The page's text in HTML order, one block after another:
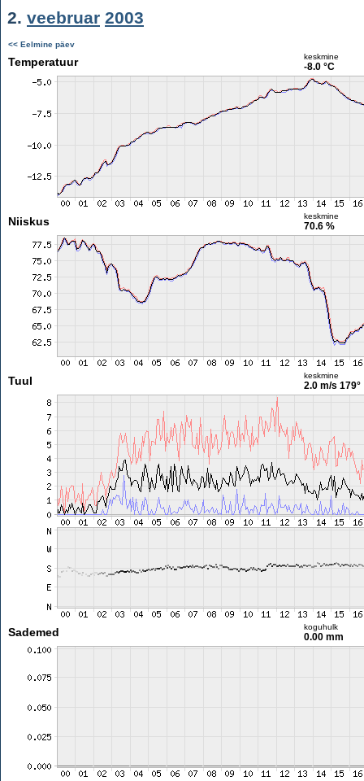
2. veebruar 2003
<< Eelmine päev
Temperatuur keskmine
-8.0 °C
Niiskus keskmine
70.6 %
Tuul keskmine
2.0 m/s 179°
Sademed koguhulk
0.00 mm